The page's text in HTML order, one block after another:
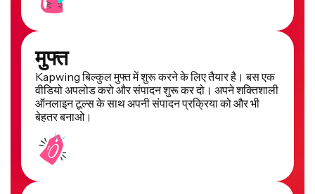
मुफ्त
Kapwing बिल्कुल मुफ्त में शुरू करने के लिए तैयार है। बस एक
वीडियो अपलोड करो और संपादन शुरू कर दो। अपने शक्तिशाली
ऑनलाइन टूल्स के साथ अपनी संपादन प्रक्रिया को और भी
बेहतर बनाओ।